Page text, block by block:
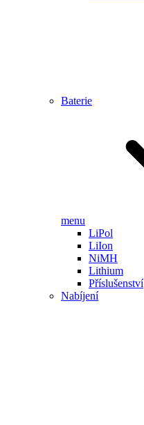
Baterie
menu
LiPol
LiIon
NiMH
Lithium
Příslušenství
Nabíjení